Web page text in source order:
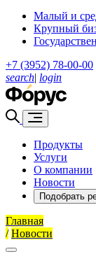
Малый и
Крупный
+7 (3952) 78-00-00
search| login
Продукты
Услуги
О компании
Новости
Подобрать
Главная
/ Новости